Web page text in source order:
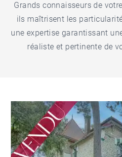
Grands connaisseurs de
ils maîtrisent les
une expertise garantissant
réaliste et pertinente de